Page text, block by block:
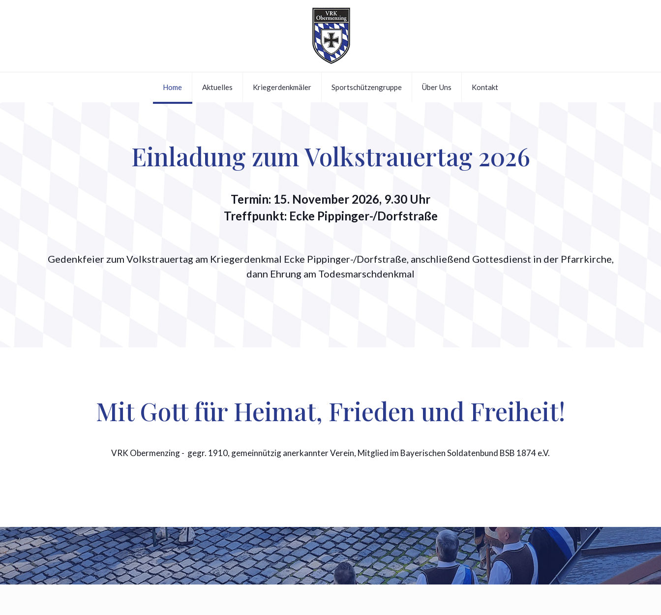
Home Aktuelles Kriegerdenkmäler Sportschützengruppe Über Uns Kontakt
Einladung zum Volkstrauertag 2026
Termin: 15. November 2026, 9.30 Uhr
Treffpunkt: Ecke Pippinger-/Dorfstraße
Gedenkfeier zum Volkstrauertag am Kriegerdenkmal Ecke Pippinger-/Dorfstraße, anschließend Gottesdienst in der Pfarrkirche,
dann Ehrung am Todesmarschdenkmal
Mit Gott für Heimat, Frieden und Freiheit!
VRK Obermenzing - gegr. 1910, gemeinnützig anerkannter Verein, Mitglied im Bayerischen Soldatenbund BSB 1874 e.V.